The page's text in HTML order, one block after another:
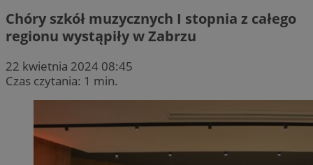
Chóry szkół muzycznych I stopnia z całego
regionu wystąpiły w Zabrzu
22 kwietnia 2024 08:45
Czas czytania: 1 min.